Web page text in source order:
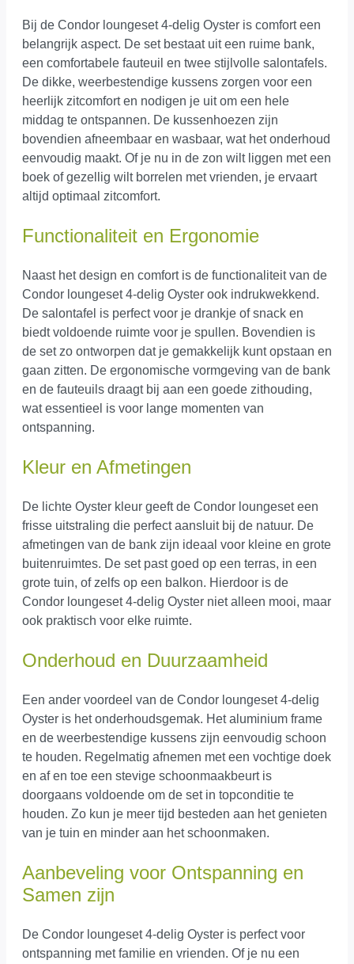
Bij de Condor loungeset 4-delig Oyster is comfort een
belangrijk aspect. De set bestaat uit een ruime bank,
een comfortabele fauteuil en twee stijlvolle salontafels.
De dikke, weerbestendige kussens zorgen voor een
heerlijk zitcomfort en nodigen je uit om een hele
middag te ontspannen. De kussenhoezen zijn
bovendien afneembaar en wasbaar, wat het onderhoud
eenvoudig maakt. Of je nu in de zon wilt liggen met een
boek of gezellig wilt borrelen met vrienden, je ervaart
altijd optimaal zitcomfort.
Functionaliteit en Ergonomie
Naast het design en comfort is de functionaliteit van de
Condor loungeset 4-delig Oyster ook indrukwekkend.
De salontafel is perfect voor je drankje of snack en
biedt voldoende ruimte voor je spullen. Bovendien is
de set zo ontworpen dat je gemakkelijk kunt opstaan en
gaan zitten. De ergonomische vormgeving van de bank
en de fauteuils draagt bij aan een goede zithouding,
wat essentieel is voor lange momenten van
ontspanning.
Kleur en Afmetingen
De lichte Oyster kleur geeft de Condor loungeset een
frisse uitstraling die perfect aansluit bij de natuur. De
afmetingen van de bank zijn ideaal voor kleine en grote
buitenruimtes. De set past goed op een terras, in een
grote tuin, of zelfs op een balkon. Hierdoor is de
Condor loungeset 4-delig Oyster niet alleen mooi, maar
ook praktisch voor elke ruimte.
Onderhoud en Duurzaamheid
Een ander voordeel van de Condor loungeset 4-delig
Oyster is het onderhoudsgemak. Het aluminium frame
en de weerbestendige kussens zijn eenvoudig schoon
te houden. Regelmatig afnemen met een vochtige doek
en af en toe een stevige schoonmaakbeurt is
doorgaans voldoende om de set in topconditie te
houden. Zo kun je meer tijd besteden aan het genieten
van je tuin en minder aan het schoonmaken.
Aanbeveling voor Ontspanning en
Samen zijn
De Condor loungeset 4-delig Oyster is perfect voor
ontspanning met familie en vrienden. Of je nu een